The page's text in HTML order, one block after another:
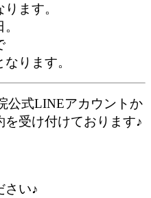
ます。
ります。
公式LINEアカウントか
受け付けております♪
さい♪